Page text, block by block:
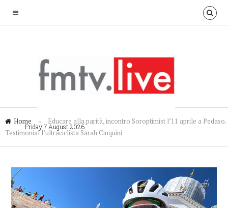
Friday 7 August 2026
Home »
Educare alla parità, incontro Soroptimist l’11 aprile a Pedaso.
Testimonial l’ultraciclista Sarah Cinquini